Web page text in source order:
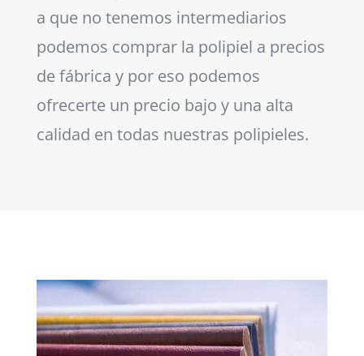
a que no tenemos intermediarios
podemos comprar la polipiel a precios
de fábrica y por eso podemos
ofrecerte un precio bajo y una alta
calidad en todas nuestras polipieles.